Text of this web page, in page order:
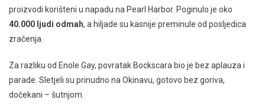
proizvodi korišteni u napadu na Pearl Harbor. Poginulo je oko
40.000 ljudi odmah, a hiljade su kasnije preminule od posljedica
zračenja.
Za razliku od Enole Gay, povratak Bockscara bio je bez aplauza i
parade. Sletjeli su prinudno na Okinavu, gotovo bez goriva,
dočekani – šutnjom.